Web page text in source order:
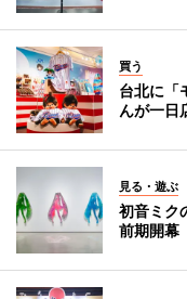
買う
台北に「
んが一日
見る・遊ぶ
初音ミク
前期開